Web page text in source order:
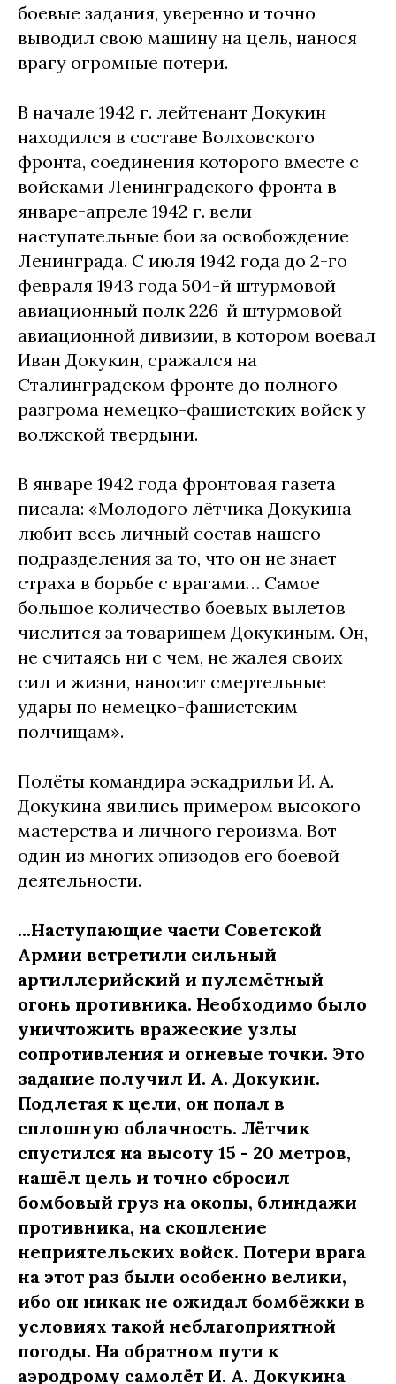
боевые задания, уверенно и точно
выводил свою машину на цель, нанося
врагу огромные потери.
В начале 1942 г. лейтенант Докукин
находился в составе Волховского
фронта, соединения которого вместе с
войсками Ленинградского фронта в
январе-апреле 1942 г. вели
наступательные бои за освобождение
Ленинграда. С июля 1942 года до 2-го
февраля 1943 года 504-й штурмовой
авиационный полк 226-й штурмовой
авиационной дивизии, в котором воевал
Иван Докукин, сражался на
Сталинградском фронте до полного
разгрома немецко-фашистских войск у
волжской твердыни.
В январе 1942 года фронтовая газета
писала: «Молодого лётчика Докукина
любит весь личный состав нашего
подразделения за то, что он не знает
страха в борьбе с врагами… Самое
большое количество боевых вылетов
числится за товарищем Докукиным. Он,
не считаясь ни с чем, не жалея своих
сил и жизни, наносит смертельные
удары по немецко-фашистским
полчищам».
Полёты командира эскадрильи И. А.
Докукина явились примером высокого
мастерства и личного героизма. Вот
один из многих эпизодов его боевой
деятельности.
...Наступающие части Советской
Армии встретили сильный
артиллерийский и пулемётный
огонь противника. Необходимо было
уничтожить вражеские узлы
сопротивления и огневые точки. Это
задание получил И. А. Докукин.
Подлетая к цели, он попал в
сплошную облачность. Лётчик
спустился на высоту 15 - 20 метров,
нашёл цель и точно сбросил
бомбовый груз на окопы, блиндажи
противника, на скопление
неприятельских войск. Потери врага
на этот раз были особенно велики,
ибо он никак не ожидал бомбёжки в
условиях такой неблагоприятной
погоды. На обратном пути к
аэродрому самолёт И. А. Докукина